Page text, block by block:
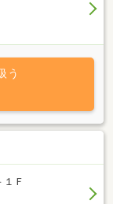
う
Ｆ